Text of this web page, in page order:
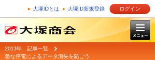
大塚IDとは 大塚ID新規登録 ログイン
2013年 記事一覧
急な停電によるデータ消失を防ごう